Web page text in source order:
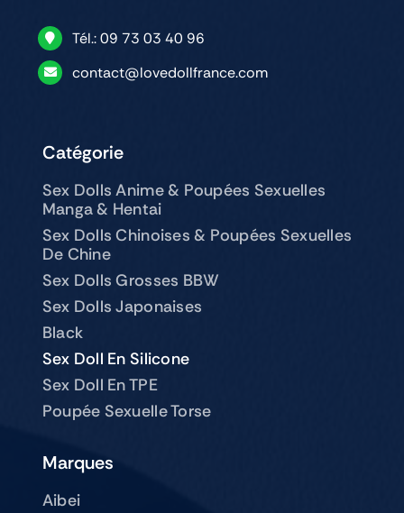
Tél.: 09 73 03 40 96
contact@lovedollfrance.com
Catégorie
Sex Dolls Anime & Poupées Sexuelles
Manga & Hentai
Sex Dolls Chinoises & Poupées Sexuelles
De Chine
Sex Dolls Grosses BBW
Sex Dolls Japonaises
Black
Sex Doll En Silicone
Sex Doll En TPE
Poupée Sexuelle Torse
Marques
Aibei